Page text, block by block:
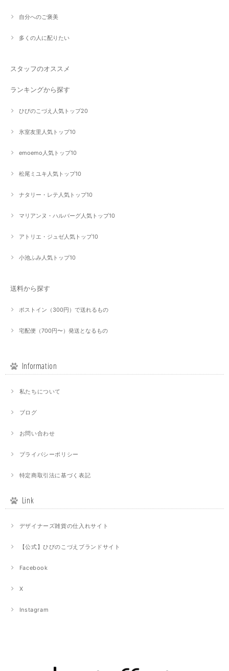
自分へのご褒美
多くの人に配りたい
スタッフのオススメ
ランキングから探す
ひびのこづえ人気トップ20
氷室友里人気トップ10
emoemo人気トップ10
松尾ミユキ人気トップ10
ナタリー・レテ人気トップ10
マリアンヌ・ハルバーグ人気トップ10
アトリエ・ジュゼ人気トップ10
小池ふみ人気トップ10
送料から探す
ポストイン（300円）で送れるもの
宅配便（700円〜）発送となるもの
Information
私たちについて
ブログ
お問い合わせ
プライバシーポリシー
特定商取引法に基づく表記
Link
デザイナーズ雑貨の仕入れサイト
【公式】ひびのこづえブランドサイト
Facebook
X
Instagram